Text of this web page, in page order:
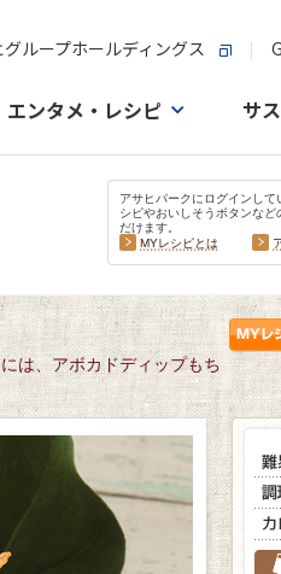
グループホールディングス
エンタメ・レシピ サ
アサヒパークにログインして
シピやおいしそうボタンなど
だけます。
MYレシピとは
は、アボカドディップもち